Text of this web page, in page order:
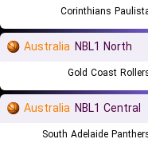
Corinthians
Australia NBL1 North
Gold Coast
Australia NBL1 Central
South Adelaide